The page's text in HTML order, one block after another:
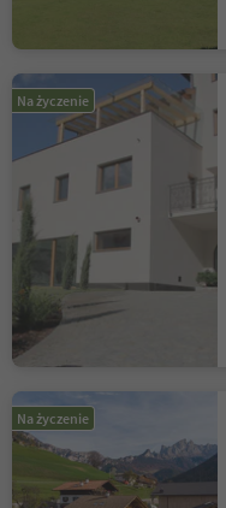
Na życzenie
Na życzenie